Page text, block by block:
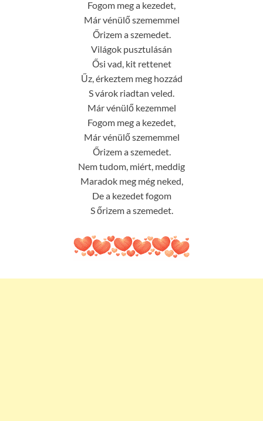
Fogom meg a kezedet,
Már vénülő szememmel
Őrizem a szemedet.
Világok pusztulásán
Ősi vad, kit rettenet
Űz, érkeztem meg hozzád
S várok riadtan veled.
Már vénülő kezemmel
Fogom meg a kezedet,
Már vénülő szememmel
Őrizem a szemedet.
Nem tudom, miért, meddig
Maradok meg még neked,
De a kezedet fogom
S őrizem a szemedet.